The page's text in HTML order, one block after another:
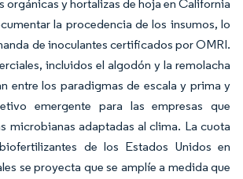
orgánicas y hortalizas de hoja en California
la procedencia de los insumos, lo
de inoculantes certificados por OMRI.
incluidos el algodón y la remolacha
entre los paradigmas de escala y prima y
emergente para las empresas que
microbianas adaptadas al clima. La cuota
de los Estados Unidos en
se proyecta que se amplíe a medida que